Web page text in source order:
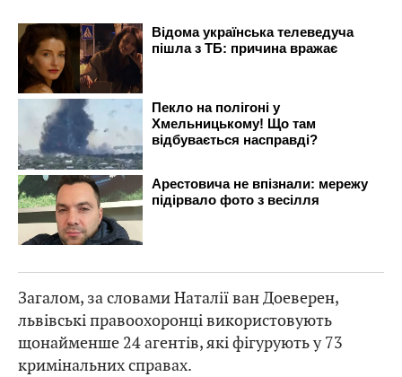
Загалом, за словами Наталії ван Доеверен,
львівські правоохоронці використовують
щонайменше 24 агентів, які фігурують у 73
кримінальних справах.